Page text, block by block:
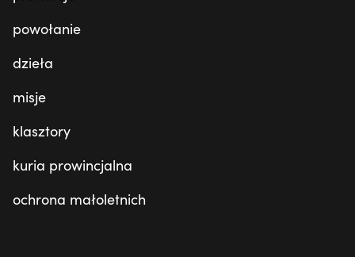
powołanie
dzieła
misje
klasztory
kuria prowincjalna
ochrona małoletnich